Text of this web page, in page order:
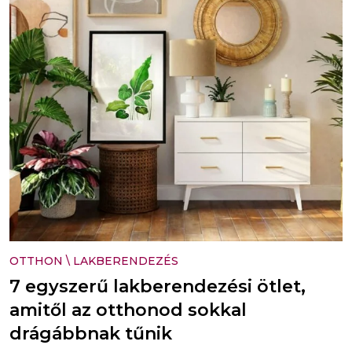
OTTHON \ LAKBERENDEZÉS
7 egyszerű lakberendezési ötlet,
amitől az otthonod sokkal
drágábbnak tűnik